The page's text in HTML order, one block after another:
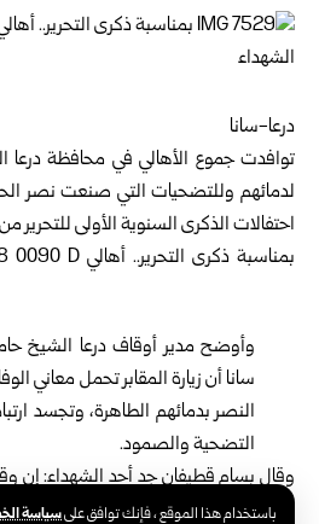
باستخدام هذا الموقع ، فإنك توافق علىسياسة
درعا-سانا
توافدت جموع الأهالي في محافظة درعا
لدمائهم وللتضحيات التي صنعت نصر
احتفالات الذكرى السنوية الأولى للتحرير من
وأوضح مدير أوقاف درعا الشيخ
سانا أن زيارة المقابر تحمل معاني
النصر بدمائهم الطاهرة، وتجسد
التضحية والصمود.
وقال بسام قطيفان جد أحد الشهداء: إن
المناسبة يعيد إلى الأذهان لحظة الانتصار